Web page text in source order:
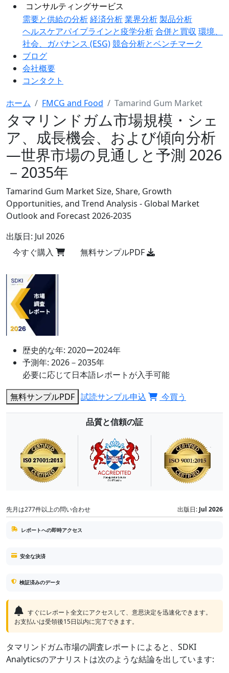
コンサルティングサービス
需要と供給の分析経済分析業界分析製品分析
ヘルスケアパイプラインと疫学分析合併と買収 環境、
社会、ガバナンス (ESG)競合分析とベンチマーク
ブログ
会社概要
コンタクト
ホーム FMCG and Food Tamarind Gum Market
タマリンドガム市場規模・シェ
ア、成長機会、および傾向分析
―世界市場の見通しと予測 2026
－2035年
Tamarind Gum Market Size, Share, Growth
Opportunities, and Trend Analysis - Global Market
Outlook and Forecast 2026-2035
出版日: Jul 2026
今すぐ購入
無料サンプルPDF
歴史的な年: 2020ー2024年
予測年: 2026－2035年
必要に応じて日本語レポートが入手可能
無料サンプルPDF 試読サンプル申込 今買う
品質と信頼の証
先月は277件以上の問い合わせ 出版日: Jul 2026
レポートへの即時アクセス
安全な決済
検証済みのデータ
すぐにレポート全文にアクセスして、意思決定を迅速化できます。
お支払いは受領後15日以内に完了できます。
タマリンドガム市場の調査レポートによると、SDKI
Analyticsのアナリストは次のような結論を出しています: